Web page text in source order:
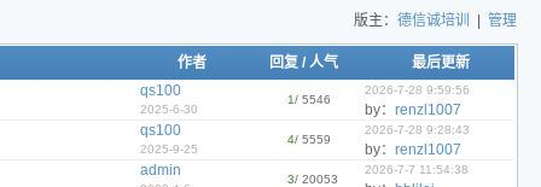
版主： 德信诚培训 管理
作者 回复 /人气
最后更新
qs100
2025-6-30
1/ 5546
2026-7-28 9:59:56
by：renzl1007
qs100
2025-9-25
4/ 5559
2026-7-28 9:28:43
by：renzl1007
admin
3/ 20053
2026-7-7 11:54:38